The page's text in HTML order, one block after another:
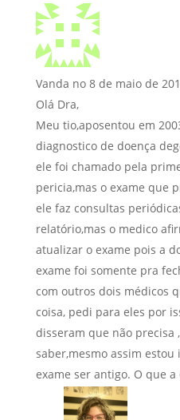
Vanda no 8 de maio de
Olá Dra,
Meu tio,aposentou em
diagnostico de doença
ele foi chamado pela
pericia,mas o exame que
ele faz consultas
relatório,mas o medico
atualizar o exame pois a
exame foi somente pra
com outros dois médicos
coisa, pedi para eles por
disseram que não precisa
saber,mesmo assim
exame ser antigo. O que a